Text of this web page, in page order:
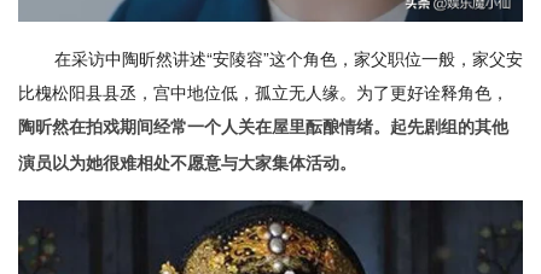
在采访中陶昕然讲述“安陵容”这个角色，家父职位一般，家父安
比槐松阳县县丞，宫中地位低，孤立无人缘。为了更好诠释角色，
陶昕然在拍戏期间经常一个人关在屋里酝酿情绪。起先剧组的其他
演员以为她很难相处不愿意与大家集体活动。